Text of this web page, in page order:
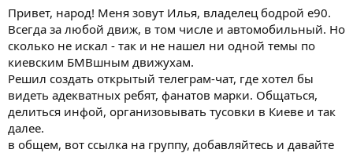
е
н
н
я
Привет, народ! Меня зовут Илья, владелец бодрой е90.
Всегда за любой движ, в том числе и автомобильный. Но
сколько не искал - так и не нашел ни одной темы по
киевским БМВшным движухам.
Решил создать открытый телеграм-чат, где хотел бы
видеть адекватных ребят, фанатов марки. Общаться,
делиться инфой, организовывать тусовки в Киеве и так
далее.
в общем, вот ссылка на группу, добавляйтесь и давайте